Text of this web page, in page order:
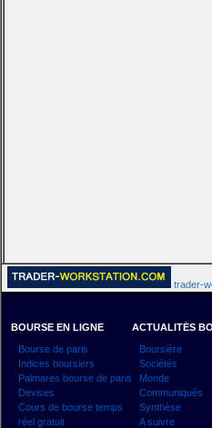
trader-
BOURSE EN LIGNE
Bourse de paris
Indices boursiers
Palmares bourse de paris
Devises
Cours de bourse temps
réel gratuit
ACTUALITÉS
Boursière
Sociétés
Monde
Communiqués
Synthèse
A suivre